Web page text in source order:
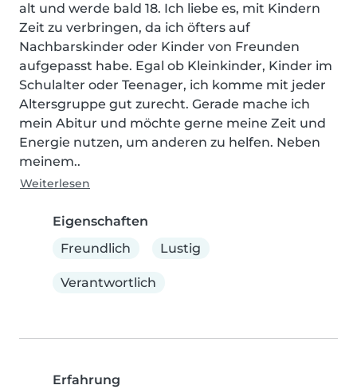
alt und werde bald 18. Ich liebe es, mit Kindern
Zeit zu verbringen, da ich öfters auf
Nachbarskinder oder Kinder von Freunden
aufgepasst habe. Egal ob Kleinkinder, Kinder im
Schulalter oder Teenager, ich komme mit jeder
Altersgruppe gut zurecht. Gerade mache ich
mein Abitur und möchte gerne meine Zeit und
Energie nutzen, um anderen zu helfen. Neben
meinem..
Weiterlesen
Eigenschaften
Freundlich
Lustig
Verantwortlich
Erfahrung